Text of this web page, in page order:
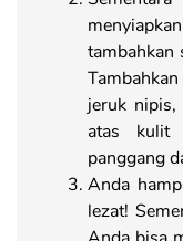
tambahkan
jeruk
atas kulit
panggang
Anda
lezat!